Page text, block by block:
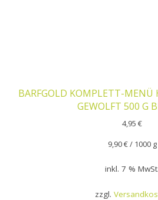
BARFGOLD KOMPLETT-MENÜ
GEWOLFT 500 G
4,95 €
9,90€/ 1000 g
inkl. 7 % MwSt.
zzgl.